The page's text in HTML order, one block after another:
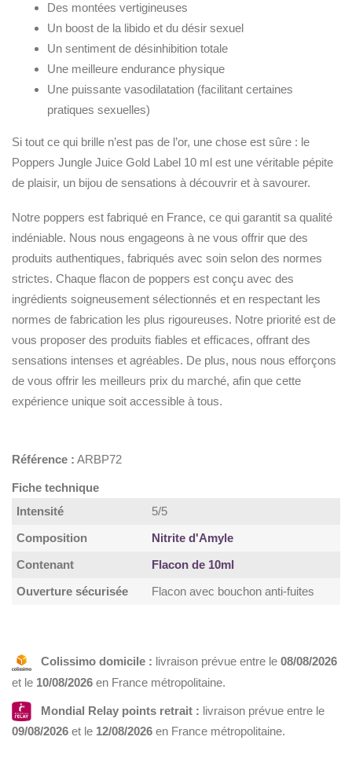
Des montées vertigineuses
Un boost de la libido et du désir sexuel
Un sentiment de désinhibition totale
Une meilleure endurance physique
Une puissante vasodilatation (facilitant certaines
pratiques sexuelles)
Si tout ce qui brille n’est pas de l’or, une chose est sûre : le
Poppers Jungle Juice Gold Label 10 ml est une véritable pépite
de plaisir, un bijou de sensations à découvrir et à savourer.
Notre poppers est fabriqué en France, ce qui garantit sa qualité
indéniable. Nous nous engageons à ne vous offrir que des
produits authentiques, fabriqués avec soin selon des normes
strictes. Chaque flacon de poppers est conçu avec des
ingrédients soigneusement sélectionnés et en respectant les
normes de fabrication les plus rigoureuses. Notre priorité est de
vous proposer des produits fiables et efficaces, offrant des
sensations intenses et agréables. De plus, nous nous efforçons
de vous offrir les meilleurs prix du marché, afin que cette
expérience unique soit accessible à tous.
Référence : ARBP72
Fiche technique
Intensité
5/5
Composition
Nitrite d'Amyle
Contenant
Flacon de 10ml
Ouverture sécurisée
Flacon avec bouchon anti-fuites
Colissimo domicile : livraison prévue entre le 08/08/2026
et le 10/08/2026 en France métropolitaine.
Mondial Relay points retrait : livraison prévue entre le
09/08/2026 et le 12/08/2026 en France métropolitaine.